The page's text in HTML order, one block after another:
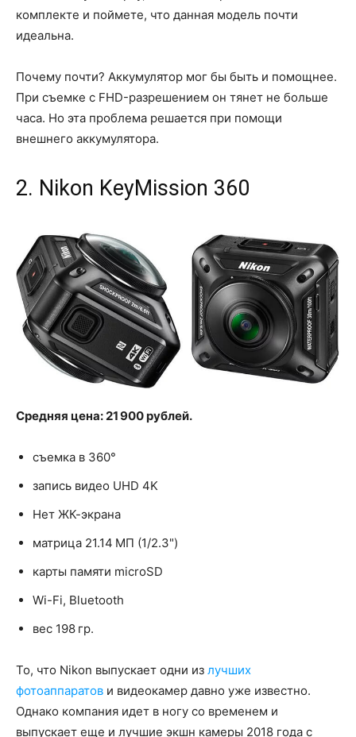
комплекте и поймете, что данная модель почти
идеальна.
Почему почти? Аккумулятор мог бы быть и помощнее.
При съемке с FHD-разрешением он тянет не больше
часа. Но эта проблема решается при помощи
внешнего аккумулятора.
2. Nikon KeyMission 360
Средняя цена: 21 900 рублей.
съемка в 360°
запись видео UHD 4K
Нет ЖК-экрана
матрица 21.14 МП (1/2.3")
карты памяти microSD
Wi-Fi, Bluetooth
вес 198 гр.
То, что Nikon выпускает одни из лучших
фотоаппаратов и видеокамер давно уже известно.
Однако компания идет в ногу со временем и
выпускает еще и лучшие экшн камеры 2018 года с